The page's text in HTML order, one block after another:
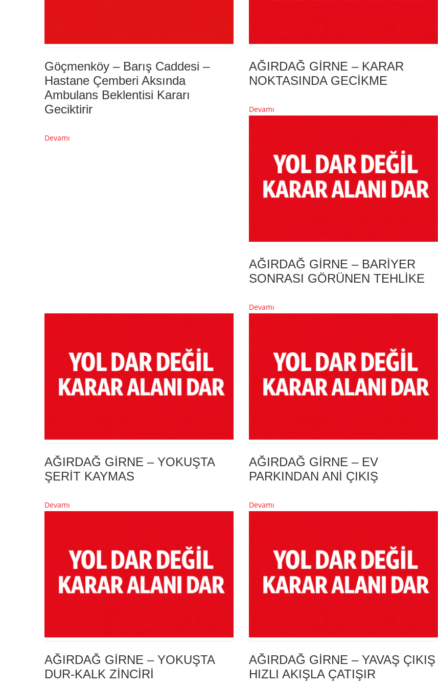
Göçmenköy – Barış Caddesi –
Hastane Çemberi Aksında
Ambulans Beklentisi Kararı
Geciktirir
Devamı
AĞIRDAĞ GİRNE – KARAR
NOKTASINDA GECİKME
Devamı
AĞIRDAĞ GİRNE – BARİYER
SONRASI GÖRÜNEN TEHLİKE
Devamı
AĞIRDAĞ GİRNE – YOKUŞTA
ŞERİT KAYMAS
Devamı
AĞIRDAĞ GİRNE – EV
PARKINDAN ANİ ÇIKIŞ
Devamı
AĞIRDAĞ GİRNE – YOKUŞTA
DUR-KALK ZİNCİRİ
AĞIRDAĞ GİRNE – YAVAŞ ÇIKIŞ
HIZLI AKIŞLA ÇATIŞIR